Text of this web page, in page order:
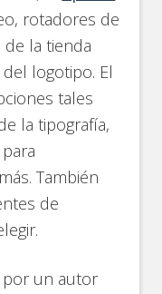
rotadores de
la tienda
logotipo. El
tales
la tipografía,
También
de
por un autor